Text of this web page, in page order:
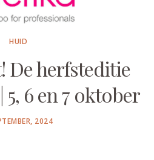
HUID
De herfsteditie
6 en 7 oktober
2024